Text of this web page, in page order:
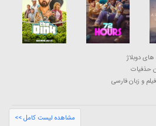
های دوبلاژ
حذفیات
و زبان فارسی
مشاهده لیست کامل >>